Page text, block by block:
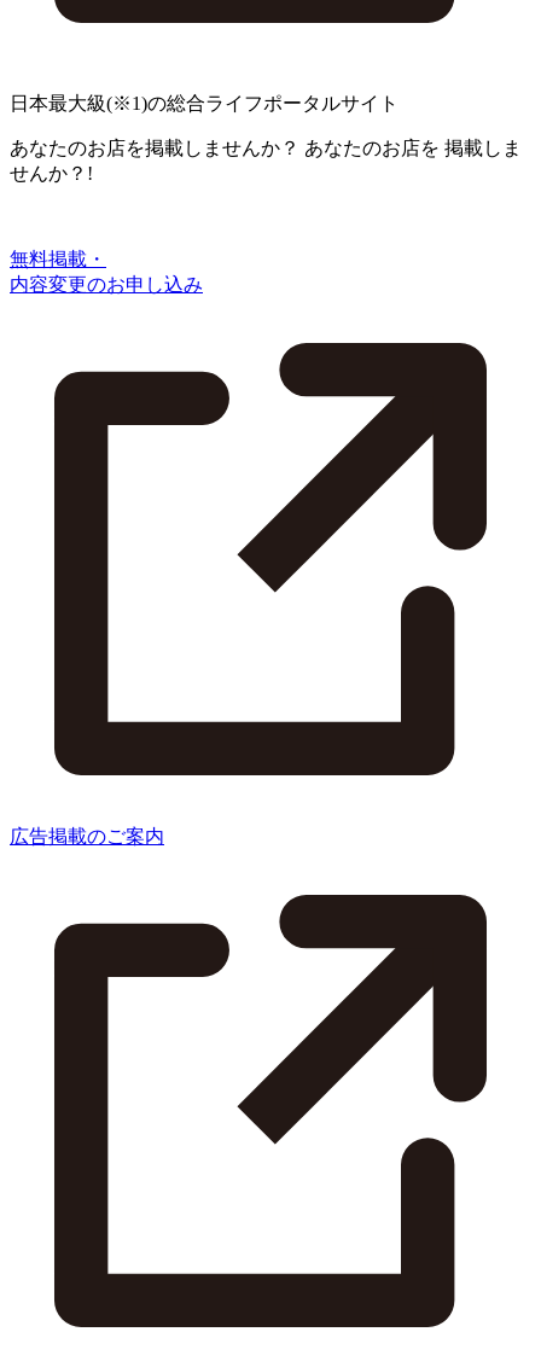
日本最大級(※1)の総合ライフポータルサイト
あなたのお店を掲載しませんか？ あなたのお店を 掲載しま
せんか？!
無料掲載・
内容変更のお申し込み
広告掲載のご案内